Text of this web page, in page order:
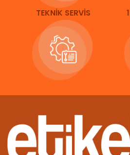
TEKNİK SERVİS